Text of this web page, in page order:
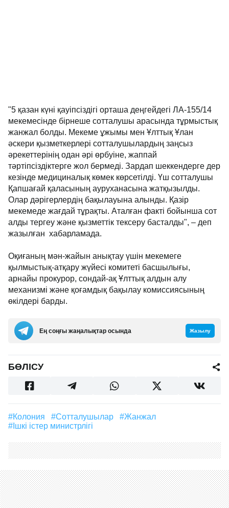
"5 қазан күні қауіпсіздігі орташа деңгейдегі ЛА-155/14
мекемесінде бірнеше сотталушы арасында тұрмыстық
жанжал болды. Мекеме ұжымы мен Ұлттық Ұлан
әскери қызметкерлері сотталушылардың заңсыз
әрекеттерінің одан әрі өрбуіне, жаппай
тәртіпсіздіктерге жол бермеді. Зардап шеккендерге дер
кезінде медициналық көмек көрсетілді. Үш сотталушы
Қапшағай қаласының ауруханасына жатқызылды.
Олар дәрігерлердің бақылауына алынды. Қазір
мекемеде жағдай тұрақты. Аталған факті бойынша сот
алды тергеу және қызметтік тексеру басталды", – деп
жазылған хабарламада.
Оқиғаның мән-жайын анықтау үшін мекемеге
қылмыстық-атқару жүйесі комитеті басшылығы,
арнайы прокурор, сондай-ақ Ұлттық алдын алу
механизмі және қоғамдық бақылау комиссиясының
өкілдері барды.
Ең соңғы жаңалықтар осында Жазылу
БӨЛІСУ
#колония #сотталушылар
#жанжал
#ішкі істер министрлігі